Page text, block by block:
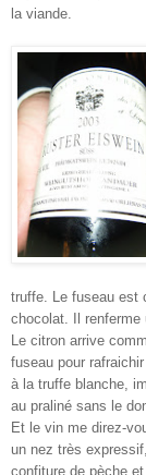
la viande.
truffe. Le fuseau est
chocolat. Il renferme
Le citron arrive
fuseau pour
à la truffe blanche,
au praliné sans le
Et le vin me direz-
un nez très
confiture de pèche